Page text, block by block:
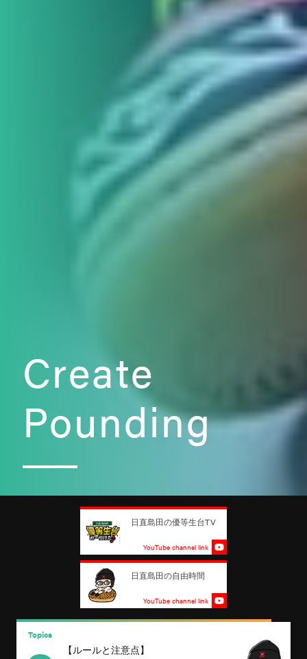
Create
Pounding
日直島田の優等生台TV
YouTube channel link
日直島田の自由時間
YouTube channel link
日直島田の8月スケジュール
Topics